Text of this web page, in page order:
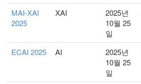
MAI-XAI
2025
XAI
2025년
10월 25
일
ECAI 2025 AI
2025년
10월 25
일